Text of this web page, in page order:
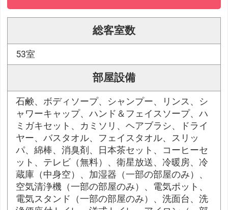
総客室数
53室
部屋設備
石鹸、ボディソープ、シャンプー、リンス、シ
ャワーキャップ、ハンド＆フェイスソープ、ハ
ミガキセット、カミソリ、ヘアブラシ、ドライ
ヤー、バスタオル、フェイスタオル、スリッ
パ、綿棒、消臭剤、日本茶セット、コーヒーセ
ット、テレビ（無料）、衛星放送、冷暖房、冷
蔵庫（中身空）、加湿器（一部の部屋のみ）、
空気清浄機（一部の部屋のみ）、電気ポット、
電気スタンド（一部の部屋のみ）、洗面台、洗